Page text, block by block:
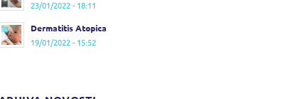
23/01/2022 - 18:11
Dermatitis Atopica
19/01/2022 - 15:52